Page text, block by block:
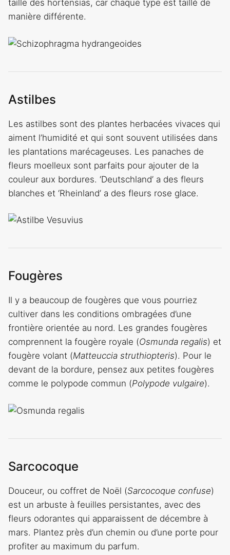
taille des hortensias, car chaque type est taillé de
manière différente.
Astilbes
Les astilbes sont des plantes herbacées vivaces qui
aiment l’humidité et qui sont souvent utilisées dans
les plantations marécageuses. Les panaches de
fleurs moelleux sont parfaits pour ajouter de la
couleur aux bordures. ‘Deutschland’ a des fleurs
blanches et ‘Rheinland’ a des fleurs rose glace.
Fougères
Il y a beaucoup de fougères que vous pourriez
cultiver dans les conditions ombragées d’une
frontière orientée au nord. Les grandes fougères
comprennent la fougère royale (Osmunda regalis) et
fougère volant (Matteuccia struthiopteris). Pour le
devant de la bordure, pensez aux petites fougères
comme le polypode commun (Polypode vulgaire).
Sarcocoque
Douceur, ou coffret de Noël (Sarcocoque confuse)
est un arbuste à feuilles persistantes, avec des
fleurs odorantes qui apparaissent de décembre à
mars. Plantez près d’un chemin ou d’une porte pour
profiter au maximum du parfum.